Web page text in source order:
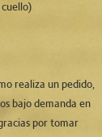
bajo demanda en
por tomar